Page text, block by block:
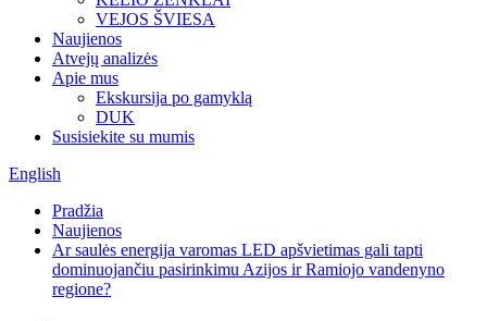
VEJOS ŠVIESA
Naujienos
Atvejų analizės
Apie mus
Ekskursija po gamyklą
DUK
Susisiekite su mumis
English
Pradžia
Naujienos
Ar saulės energija varomas LED apšvietimas gali tapti
dominuojančiu pasirinkimu Azijos ir Ramiojo vandenyno
regione?